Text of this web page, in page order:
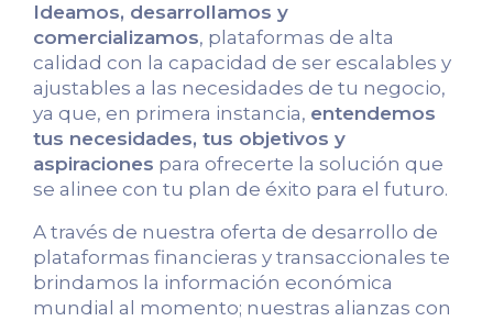
Ideamos, desarrollamos y
comercializamos, plataformas de alta
calidad con la capacidad de ser escalables y
ajustables a las necesidades de tu negocio,
ya que, en primera instancia, entendemos
tus necesidades, tus objetivos y
aspiraciones para ofrecerte la solución que
se alinee con tu plan de éxito para el futuro.
A través de nuestra oferta de desarrollo de
plataformas financieras y transaccionales te
brindamos la información económica
mundial al momento; nuestras alianzas con